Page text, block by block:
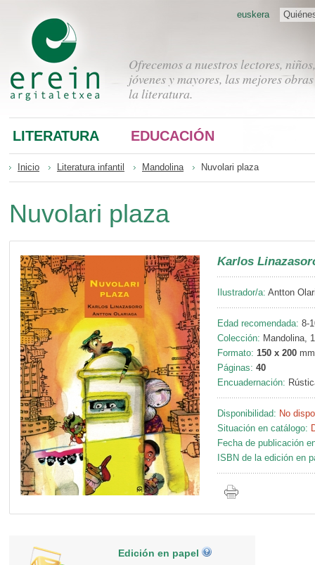
Ofrecemos a nuestros lectores, niños,
jóvenes y mayores, las mejores
la literatura.
euskera
LITERATURA EDUCACIÓN
Inicio Literatura infantil Mandolina Nuvolari plaza
Nuvolari plaza
Karlos
Ilustrador/a: Antton
Edad recomendada: 8-
Colección: Mandolina,
Formato: 150 x 200 mm
Páginas: 40
Encuadernación:
Disponibilidad: No
Situación en catálogo:
Fecha de publicación
ISBN de la edición en
Edición en papel